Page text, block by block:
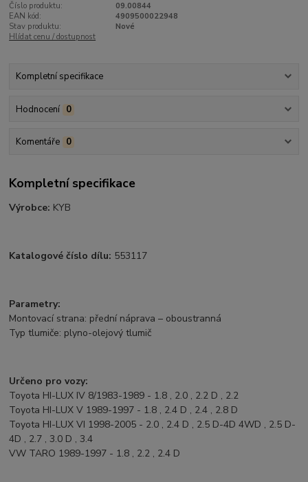
Číslo produktu:
09.00844
EAN kód:
4909500022948
Stav produktu:
Nové
Hlídat cenu / dostupnost
Kompletní specifikace
Hodnocení 0
Komentáře 0
Kompletní specifikace
Výrobce: KYB
Katalogové číslo dílu: 553117
Parametry:
Montovací strana: přední náprava – oboustranná
Typ tlumiče: plyno-olejový tlumič
Určeno pro vozy:
Toyota HI-LUX IV 8/1983-1989 - 1.8 , 2.0 , 2.2 D , 2.2
Toyota HI-LUX V 1989-1997 - 1.8 , 2.4 D , 2.4 , 2.8 D
Toyota HI-LUX VI 1998-2005 - 2.0 , 2.4 D , 2.5 D-4D 4WD , 2.5 D-
4D , 2.7 , 3.0 D , 3.4
VW TARO 1989-1997 - 1.8 , 2.2 , 2.4 D